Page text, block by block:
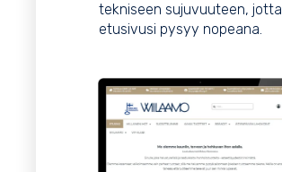
tekniseen sujuvuuteen, jotta
etusivusi pysyy nopeana.